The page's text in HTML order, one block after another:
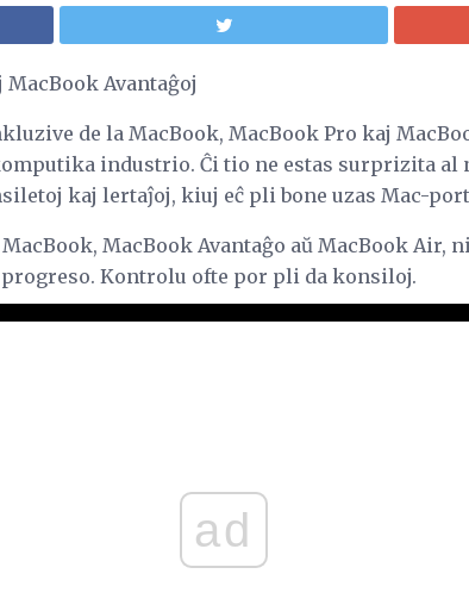
Avantaĝoj
de la MacBook, MacBook Pro kaj
industrio. Ĉi tio ne estas surprizita al
kaj lertaĵoj, kiuj eĉ pli bone uzas Mac-
MacBook Avantaĝo aŭ MacBook Air,
Kontrolu ofte por pli da konsiloj.
ad